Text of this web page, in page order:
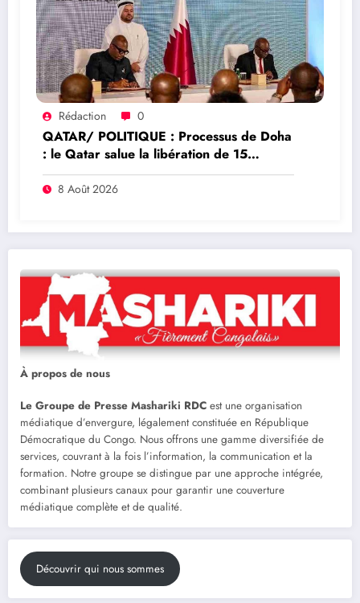
Rédaction 0
QATAR/ POLITIQUE : Processus de Doha
: le Qatar salue la libération de 15
détenus et leur transfert à l’AFC/M23
8 Août 2026
À propos de nous
Le Groupe de Presse Mashariki RDC est une organisation
médiatique d’envergure, légalement constituée en République
Démocratique du Congo. Nous offrons une gamme diversifiée de
services, couvrant à la fois l’information, la communication et la
formation. Notre groupe se distingue par une approche intégrée,
combinant plusieurs canaux pour garantir une couverture
médiatique complète et de qualité.
Découvrir qui nous sommes